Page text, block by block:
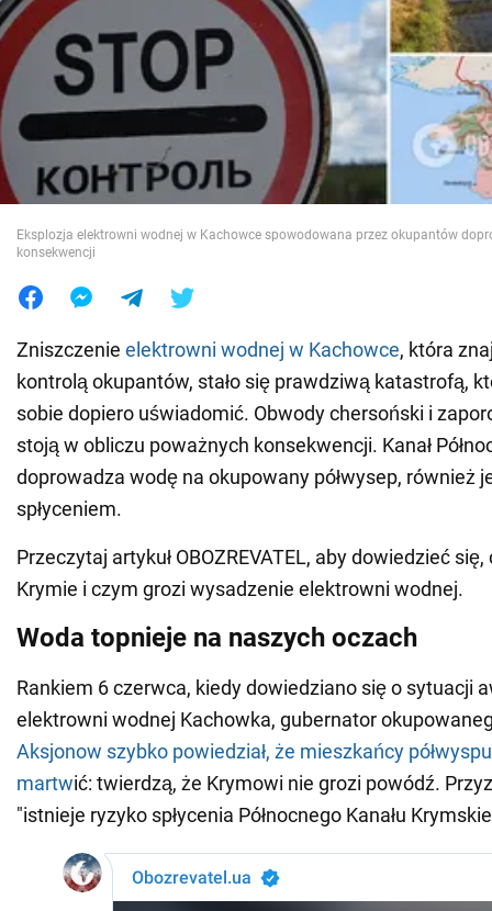
Wojna na Ukrainie
Świat
Jedzenie
Eksplozja elektrowni wodnej w Kachowce spowodowana przez okupantów
konsekwencji
Zniszczenie elektrowni wodnej w Kachowce, która
kontrolą okupantów, stało się prawdziwą katastrofą,
sobie dopiero uświadomić. Obwody chersoński i
stoją w obliczu poważnych konsekwencji. Kanał
doprowadza wodę na okupowany półwysep, również
spłyceniem.
Przeczytaj artykuł OBOZREVATEL, aby dowiedzieć
Krymie i czym grozi wysadzenie elektrowni wodnej.
Woda topnieje na naszych oczach
Rankiem 6 czerwca, kiedy dowiedziano się o sytuacji
elektrowni wodnej Kachowka, gubernator
Aksjonow szybko powiedział, że mieszkańcy
martwić: twierdzą, że Krymowi nie grozi powódź.
"istnieje ryzyko spłycenia Północnego Kanału